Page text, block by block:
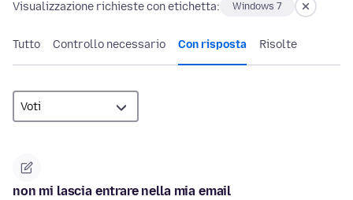
Visualizzazione richieste con etichetta: Windows 7
Tutto Controllo necessario Con risposta Risolte
non mi lascia entrare nella mia email